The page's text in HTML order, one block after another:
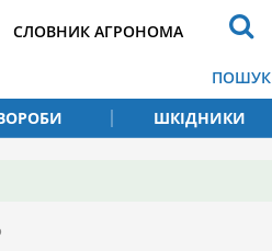
СЛОВНИК АГРОНОМА
ПОШУК
ШКІДНИКИ